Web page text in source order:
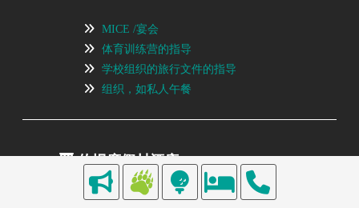
MICE /宴会
体育训练营的指导
学校组织的旅行文件的指导
组织，如私人午餐
佐幌度假村酒店
TEL：0156-64-7111